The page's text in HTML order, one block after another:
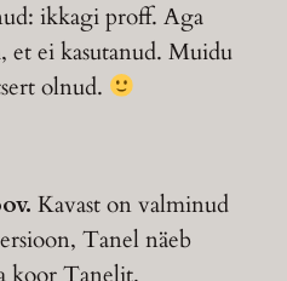
ikkagi proff. Aga
ei kasutanud. Muidu
olnud.
Kavast on valminud
Tanel näeb
koor Tanelit.